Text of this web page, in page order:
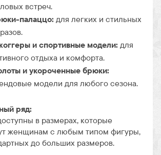
встреч.
палаццо: для легких и стильных
и спортивные модели: для
отдыха и комфорта.
и укороченные брюки:
модели для любого сезона.
ряд:
в размерах, которые
женщинам с любым типом фигуры,
до больших размеров.